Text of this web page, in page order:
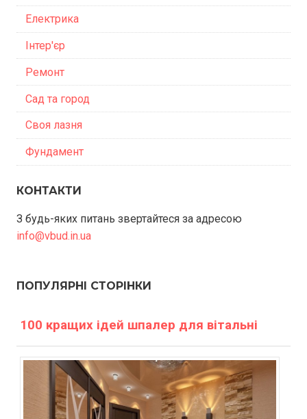
Електрика
Інтер'єр
Ремонт
Сад та город
Своя лазня
Фундамент
КОНТАКТИ
З будь-яких питань звертайтеся за адресою
info@vbud.in.ua
ПОПУЛЯРНІ СТОРІНКИ
100 кращих ідей шпалер для вітальні